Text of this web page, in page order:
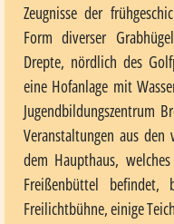
Zeugnisse der
Form diverser
Drepte, nördlich des
eine Hofanlage mit
Jugendbildungszentrum
Veranstaltungen aus den
dem Haupthaus,
Freißenbüttel
Freilichtbühne, einige